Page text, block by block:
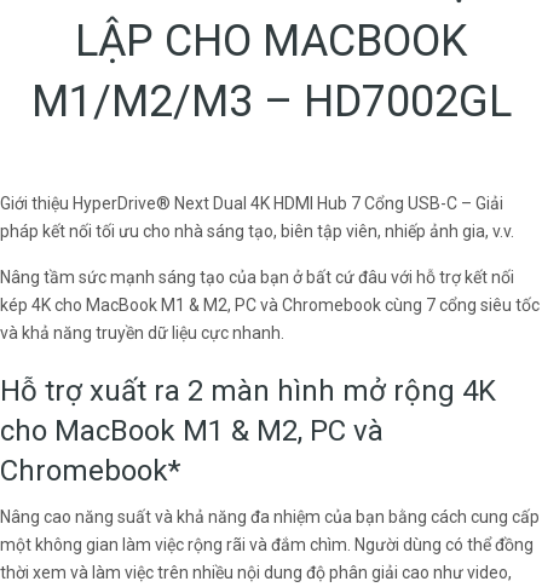
LẬP CHO MACBOOK
M1/M2/M3 – HD7002GL
Giới thiệu HyperDrive® Next Dual 4K HDMI Hub 7 Cổng USB-C – Giải
pháp kết nối tối ưu cho nhà sáng tạo, biên tập viên, nhiếp ảnh gia, v.v.
Nâng tầm sức mạnh sáng tạo của bạn ở bất cứ đâu với hỗ trợ kết nối
kép 4K cho MacBook M1 & M2, PC và Chromebook cùng 7 cổng siêu tốc
và khả năng truyền dữ liệu cực nhanh.
Hỗ trợ xuất ra 2 màn hình mở rộng 4K
cho MacBook M1 & M2, PC và
Chromebook*
Nâng cao năng suất và khả năng đa nhiệm của bạn bằng cách cung cấp
một không gian làm việc rộng rãi và đắm chìm. Người dùng có thể đồng
thời xem và làm việc trên nhiều nội dung độ phân giải cao như video,